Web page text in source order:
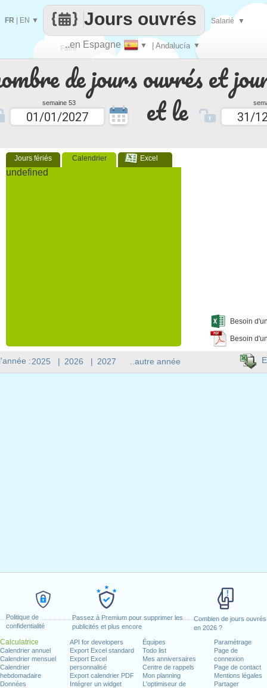
Politique de
confidentialité
Passez à Premium pour supprimer les
publicités et plus encore
Combien de jours ouvrés
en 2026 ?
Calculatrice
Calendrier annuel
Calendrier mensuel
Calendrier
hebdomadaire
Données
API for developers
Export Excel standard
Export Excel
personnalisé
Export calendrier PDF
Intégrer un widget
Équipes
Todo list
Mes anniversaires
Centre de rappels
Mon planning
L'optimiseur de
Paramétrage
Page de
connexion
Page de contact
Mentions légales
Partager
de jours ouvrés et
semaine 53 et le
Jours fériés Calendrier Excel
undefined
Besoin
Besoin
Faire
que
..en Espagne ▼ | Andalucía ▼
Jours ouvrés
FR EN ▼ Salarié ▼
:2025 | 2026 | 2027 ..autre année